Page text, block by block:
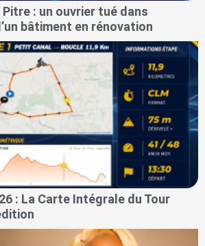
Pitre : un ouvrier tué dans
bâtiment en rénovation
: La Carte Intégrale du Tour